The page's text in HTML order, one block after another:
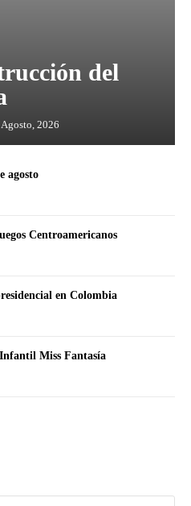
del
2026
agosto
Centroamericanos
en Colombia
Miss Fantasía